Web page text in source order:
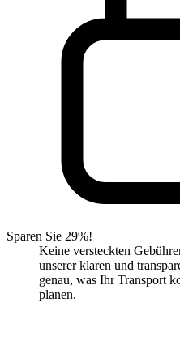
Sparen Sie 29%!
Keine versteckten
unserer klaren und
genau, was Ihr Transport
planen.